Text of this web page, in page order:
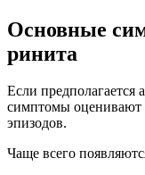
Основные
ринита
Если предполагается
симптомы оценивают
эпизодов.
Чаще всего